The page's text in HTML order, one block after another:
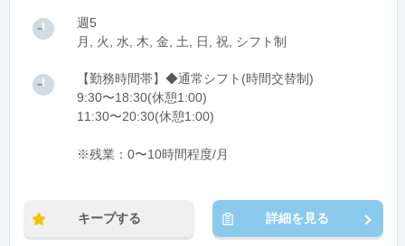
週5
月, 火, 水, 木, 金, 土, 日, 祝, シフト制
【勤務時間帯】◆通常シフト(時間交替制)
9:30〜18:30(休憩1:00)
11:30〜20:30(休憩1:00)
※残業：0〜10時間程度/月
キープする 詳細を見る